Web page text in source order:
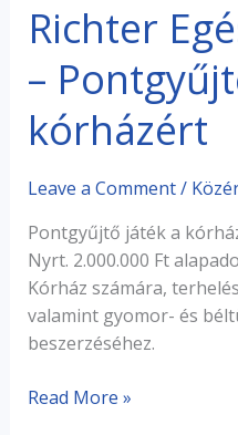
Richter
–
kórházért
Leave a Comment/
Pontgyűjtő játék a
Nyrt. 2.000.000 Ft
Kórház számára,
valamint gyomor- és
beszerzéséhez.
Richter
Egészségváros
Pontgyűjtő
játék
kórházért
Read More »